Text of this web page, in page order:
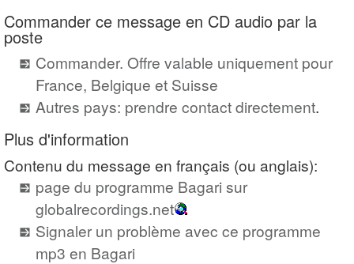
Commander ce message en CD audio par la
poste
Commander. Offre valable uniquement pour
France, Belgique et Suisse
Autres pays: prendre contact directement.
Plus d'information
Contenu du message en français (ou anglais):
page du programme Bagari sur
globalrecordings.net
Signaler un problème avec ce programme
mp3 en Bagari